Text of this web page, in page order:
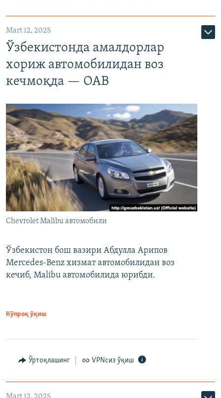
Mart 12, 2025
Ўзбекистонда амалдорлар
хориж автомобилидан воз
кечмоқда — ОАВ
Chevrolet Malibu автомобили
Ўзбекистон бош вазири Абдулла Арипов
Mercedes-Benz хизмат автомобилидан воз
кечиб, Malibu автомобилида юрибди.
Кўпроқ ўқиш
Ўртоқлашинг VPNсиз ўқиш